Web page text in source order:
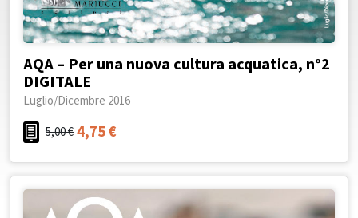
AQA – Per una nuova cultura acquatica, n°2
DIGITALE
Luglio/Dicembre 2016
5,00€4,75€